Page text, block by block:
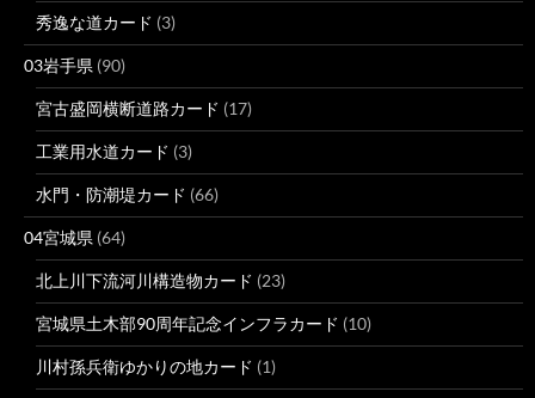
秀逸な道カード (3)
03岩手県 (90)
宮古盛岡横断道路カード (17)
工業用水道カード (3)
水門・防潮堤カード (66)
04宮城県 (64)
北上川下流河川構造物カード (23)
宮城県土木部90周年記念インフラカード (10)
川村孫兵衛ゆかりの地カード (1)